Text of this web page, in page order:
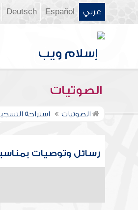
عربي Español
Deutsch
الصوتيات
الصوتيات استراحة
رسائل وتوصيات